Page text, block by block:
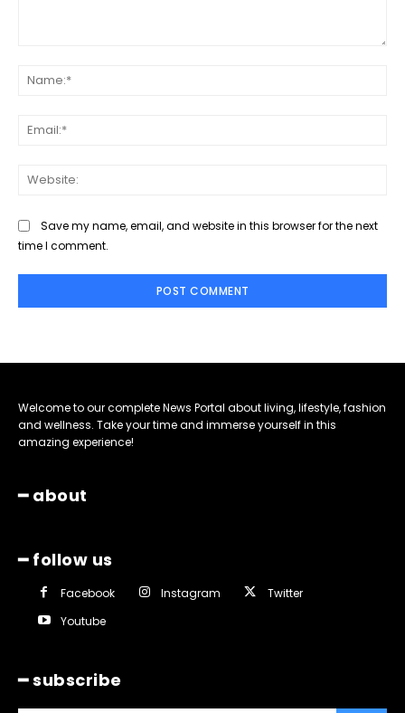
Save my name, email, and website in this browser for the next
time I comment.
Welcome to our complete News Portal about living, lifestyle, fashion
and wellness. Take your time and immerse yourself in this
amazing experience!
━ about
━ follow us
Facebook Instagram
Twitter
Youtube
━ subscribe